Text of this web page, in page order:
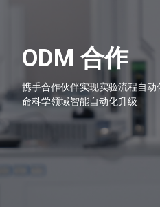
ODM 合作
携手合作伙伴实现实验流程自
命科学领域智能自动化升级